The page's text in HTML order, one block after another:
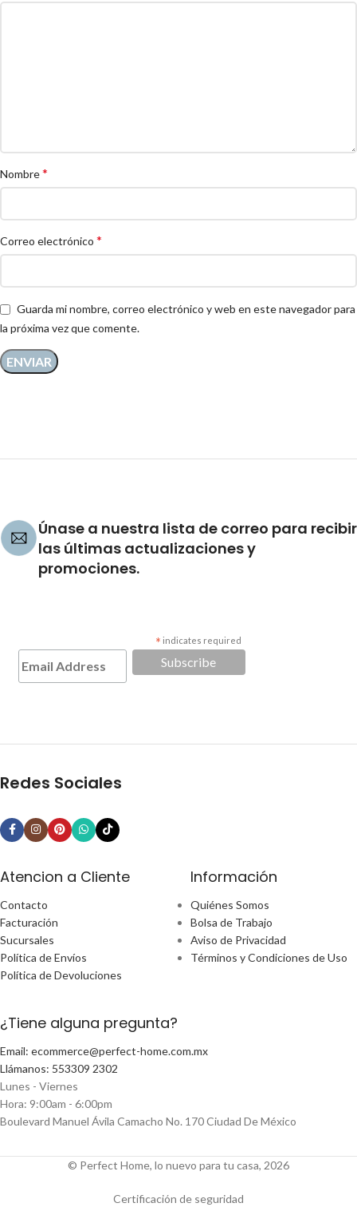
Nombre*
Correo electrónico *
Guarda mi nombre, correo electrónico y web en este navegador para
la próxima vez que comente.
Únase a nuestra lista de correo para recibir
las últimas actualizaciones y
promociones.
* indicates required
Redes Sociales
Atencion a Cliente
Contacto
Facturación
Sucursales
Política de Envíos
Política de Devoluciones
Información
Quiénes Somos
Bolsa de Trabajo
Aviso de Privacidad
Términos y Condiciones de Uso
¿Tiene alguna pregunta?
Email: ecommerce@perfect-home.com.mx
Llámanos: 553309 2302
Lunes - Viernes
Hora: 9:00am - 6:00pm
Boulevard Manuel Ávila Camacho No. 170 Ciudad De México
© Perfect Home, lo nuevo para tu casa, 2026
Certificación de seguridad